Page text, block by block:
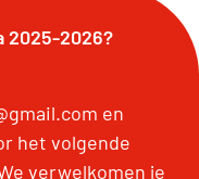
2025-2026?
en
het volgende
verwelkomen je